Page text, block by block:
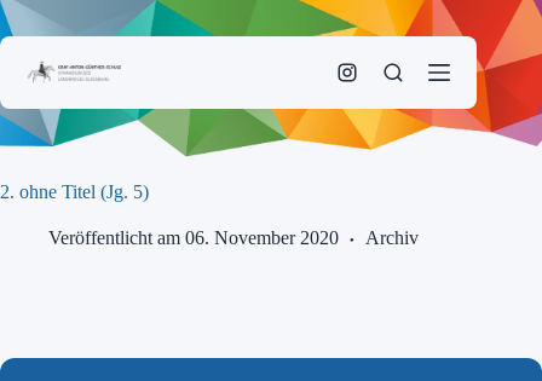
Zum
Inhalt
2. ohne Titel (Jg. 5)
Veröffentlicht am 06. November 2020 Archiv